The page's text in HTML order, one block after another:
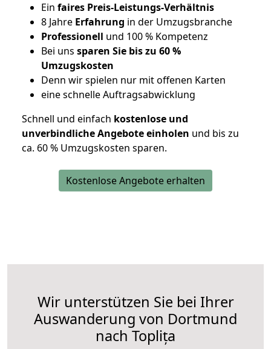
Ein faires Preis-Leistungs-Verhältnis
8 Jahre Erfahrung in der Umzugsbranche
Professionell und 100 % Kompetenz
Bei uns sparen Sie bis zu 60 %
Umzugskosten
Denn wir spielen nur mit offenen Karten
eine schnelle Auftragsabwicklung
Schnell und einfach kostenlose und
unverbindliche Angebote einholen und bis zu
ca. 60 % Umzugskosten sparen.
Kostenlose Angebote erhalten
Wir unterstützen Sie bei Ihrer
Auswanderung von Dortmund
nach Toplița